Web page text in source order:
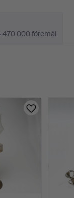
470 000 föremål